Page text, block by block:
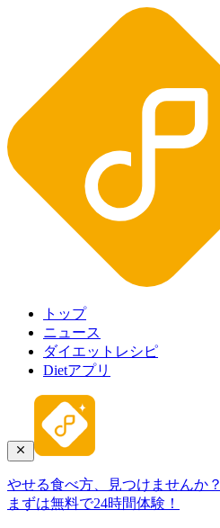
トップ
ニュース
ダイエットレシピ
Dietアプリ
やせる食べ方、見つけませんか？
まずは無料で24時間体験！